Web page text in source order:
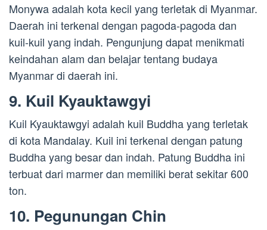
Monywa adalah kota kecil yang terletak di Myanmar.
Daerah ini terkenal dengan pagoda-pagoda dan
kuil-kuil yang indah. Pengunjung dapat menikmati
keindahan alam dan belajar tentang budaya
Myanmar di daerah ini.
9. Kuil Kyauktawgyi
Kuil Kyauktawgyi adalah kuil Buddha yang terletak
di kota Mandalay. Kuil ini terkenal dengan patung
Buddha yang besar dan indah. Patung Buddha ini
terbuat dari marmer dan memiliki berat sekitar 600
ton.
10. Pegunungan Chin